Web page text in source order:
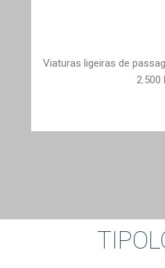
Viaturas ligeiras de
2.500